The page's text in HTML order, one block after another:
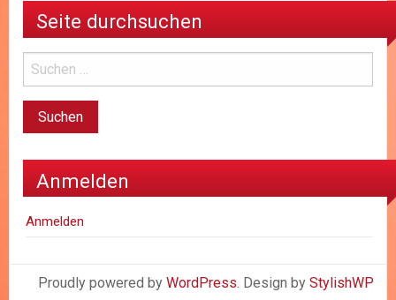
Seite durchsuchen
Anmelden
Anmelden
Proudly powered by WordPress. Design by StylishWP